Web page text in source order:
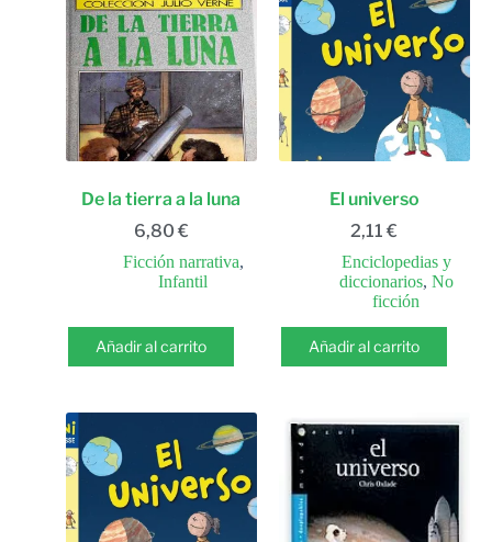
De la tierra a la luna
6,80 €
Ficción narrativa,
Infantil
Añadir al carrito
El universo
2,11€
Enciclopedias y
diccionarios, No
ficción
Añadir al carrito